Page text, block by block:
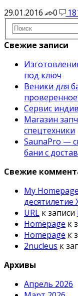
29.01.2016
0
Свежие записи
под ключ
Веники для
Сервис
Магазин
спецтехники
SaunaPro —
бани с
Свежие
My Homepage
десятилетие
URL к записи
Homepage к
Homepage к
2nucleus к
Архивы
Апрель 2026